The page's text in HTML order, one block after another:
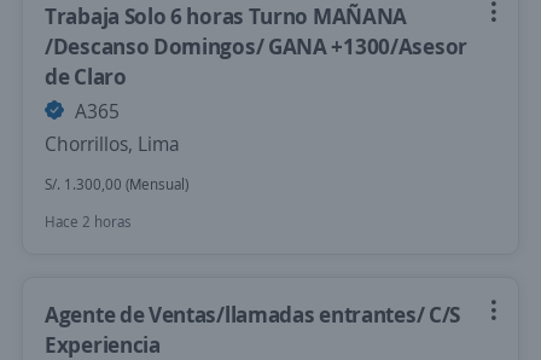
Trabaja Solo 6 horas Turno MAÑANA
/Descanso Domingos/ GANA +1300/Asesor
de Claro
A365
Chorrillos, Lima
S/. 1.300,00 (Mensual)
Hace 2 horas
Agente de Ventas/llamadas entrantes/ C/S
Experiencia